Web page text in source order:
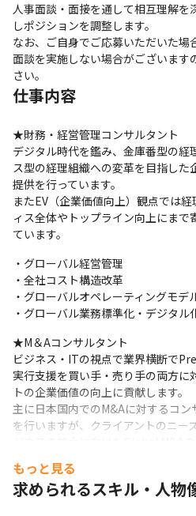
人事面談・面接を通して相互理解を
しポジションを調整します。
なお、ご自身でご応募いただいた場
面談を実施しない場合がございます
さい。
仕事内容
★財務・経営管理コンサルタント
デジタル時代を鑑み、金庫番型の経
ス型の経理組織への変革を目指した
提供を行っています。
またEV（企業価値向上）観点では
ィス全体やトップライン向上にまで
ています。
・グローバル経営管理
・全社コスト構造改革
・グローバルオペレーティングモデ
・グローバル業務標準化・デジタル
★M＆Aコンサルタント
ビジネス・ITの視点で業界横断で
実行支援を買い手・売り手の両方に
トの企業価値の向上に貢献します。
主に日本国内でのM&Aに対するコ
を行いますが、クライアントのニー
と共同でプロジェクトを推進します。
私たちは、従来から既存事業に対し
もっと見る
求められるスキル・人物